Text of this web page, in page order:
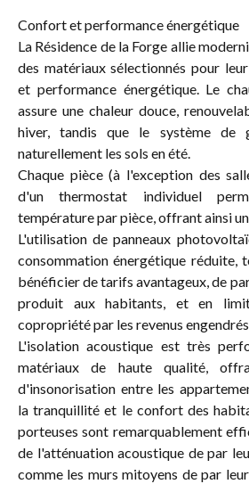
Confort et performance énergétique
La Résidence de la Forge allie
des matériaux sélectionnés pour
et performance énergétique. Le
assure une chaleur douce,
hiver, tandis que le système de
naturellement les sols en été.
Chaque pièce (à l'exception des
d'un thermostat individuel
température par pièce, offrant ainsi
L'utilisation de panneaux
consommation énergétique réduite,
bénéficier de tarifs avantageux, de
produit aux habitants, et en
copropriété par les revenus
L'isolation acoustique est très
matériaux de haute qualité,
d'insonorisation entre les
la tranquillité et le confort des
porteuses sont remarquablement
de l'atténuation acoustique de par
comme les murs mitoyens de par